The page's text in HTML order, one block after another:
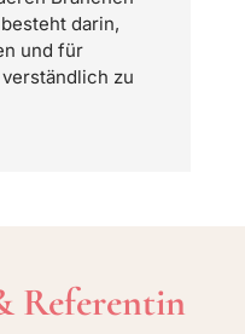
darin,
und für
zu
Referentin